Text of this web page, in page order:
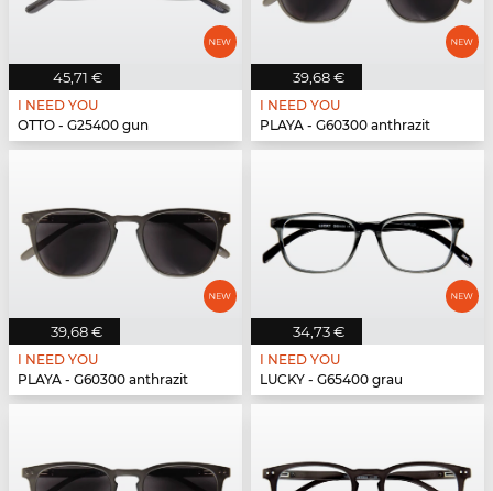
45,71 €
I NEED YOU
OTTO - G25400 gun
39,68 €
I NEED YOU
PLAYA - G60300 anthrazit
39,68 €
I NEED YOU
PLAYA - G60300 anthrazit
34,73 €
I NEED YOU
LUCKY - G65400 grau